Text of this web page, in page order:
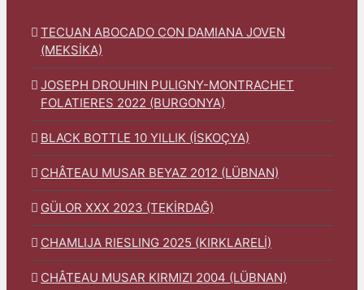
TECUAN ABOCADO CON DAMIANA JOVEN
(MEKSİKA)
JOSEPH DROUHIN PULIGNY-MONTRACHET
FOLATIERES 2022 (BURGONYA)
BLACK BOTTLE 10 YILLIK (İSKOÇYA)
CHÂTEAU MUSAR BEYAZ 2012 (LÜBNAN)
GÜLOR XXX 2023 (TEKİRDAĞ)
CHAMLIJA RIESLING 2025 (KIRKLARELİ)
CHÂTEAU MUSAR KIRMIZI 2004 (LÜBNAN)